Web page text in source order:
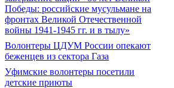
Победы: российские мусульмане на
фронтах Великой Отечественной
войны 1941-1945 гг. и в тылу»
Волонтеры ЦДУМ России опекают
беженцев из сектора Газа
Уфимские волонтеры посетили
детские приюты